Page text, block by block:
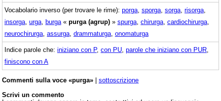
Vocabolario inverso (per trovare le rime): porga sporga sorga risorga
insorga urga burga « purga (agrup) » spurga chirurga cardiochirurga
neurochirurga assurga drammaturga onomaturga
Indice parole che: iniziano con P, con PU parole che iniziano con PUR
finiscono con A
Commenti sulla voce «purga» | sottoscrizione
Scrivi un commento